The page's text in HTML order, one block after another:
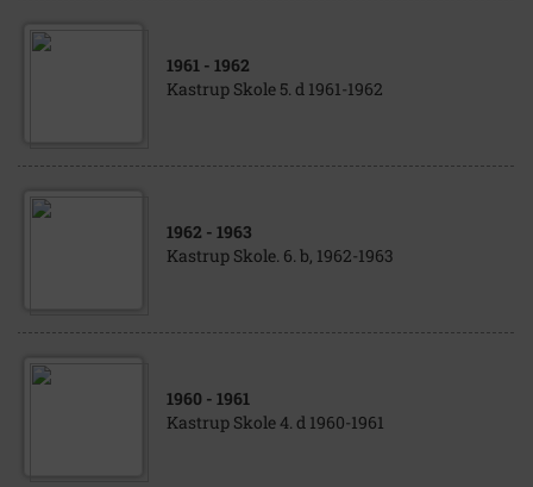
1961 - 1962
Kastrup Skole 5. d 1961-1962
1962 - 1963
Kastrup Skole. 6. b, 1962-1963
1960 - 1961
Kastrup Skole 4. d 1960-1961